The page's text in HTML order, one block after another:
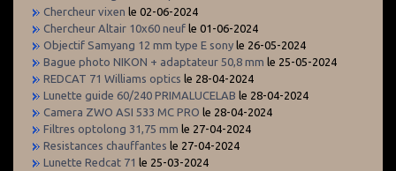
Chercheur vixen le 02-06-2024
Chercheur Altair 10x60 neuf le 01-06-2024
Objectif Samyang 12 mm type E sony le 26-05-2024
Bague photo NIKON + adaptateur 50,8 mm le 25-05-2024
REDCAT 71 Williams optics le 28-04-2024
Lunette guide 60/240 PRIMALUCELAB le 28-04-2024
Camera ZWO ASI 533 MC PRO le 28-04-2024
Filtres optolong 31,75 mm le 27-04-2024
Resistances chauffantes le 27-04-2024
Lunette Redcat 71 le 25-03-2024